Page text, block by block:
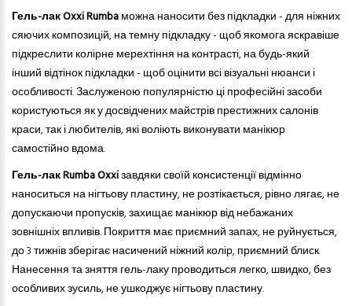
Гель-лакOxxi Rumbaможна наносити без підкладки - для ніжних
сяючих композицій, на темну підкладку - щоб якомога яскравіше
підкреслити колірне мерехтіння на контрасті, на будь-який
інший відтінок підкладки - щоб оцінити всі візуальні нюанси і
особливості. Заслуженою популярністю ці професійні засоби
користуються як у досвідчених майстрів престижних салонів
краси, так і любителів, які воліють виконувати манікюр
самостійно вдома.
Гель-лак Rumba Oxxiзавдяки своїй консистенції відмінно
наноситься на нігтьову пластину, не розтікається, рівно лягає, не
допускаючи пропусків, захищає манікюр від небажаних
зовнішніх впливів. Покриття має приємний запах, не руйнується,
до 3 тижнів зберігає насичений ніжний колір, приємний блиск.
Нанесення та зняття гель-лаку проводиться легко, швидко, без
особливих зусиль, не ушкоджує нігтьову пластину.